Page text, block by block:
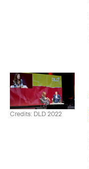
Credits: DLD 2022